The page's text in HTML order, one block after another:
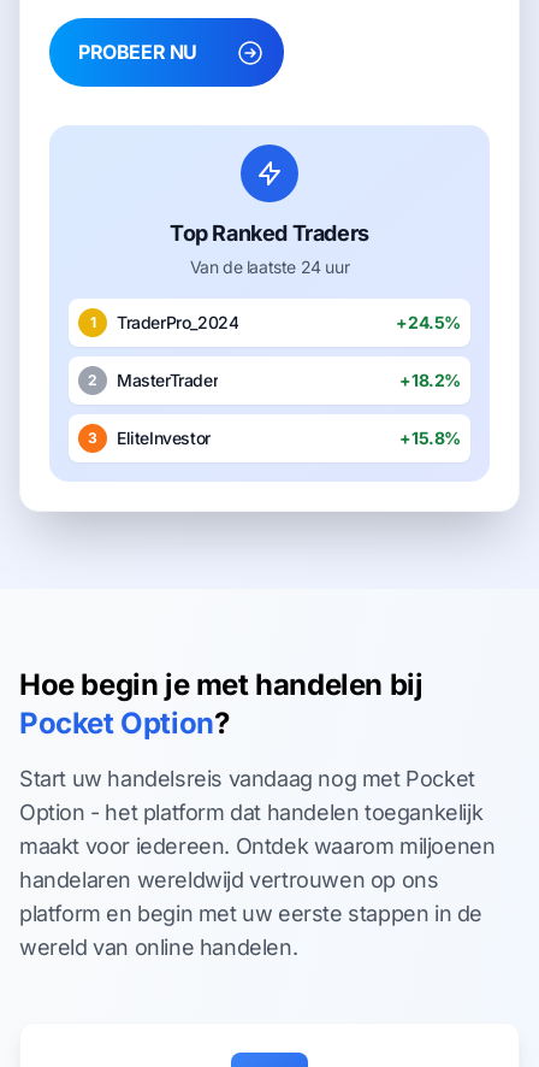
PROBEER NU
Top Ranked Traders
Van de laatste 24 uur
1 TraderPro_2024 +24.5%
2 MasterTrader +18.2%
3 EliteInvestor +15.8%
Hoe begin je met handelen bij
Pocket Option?
Start uw handelsreis vandaag nog met Pocket
Option - het platform dat handelen toegankelijk
maakt voor iedereen. Ontdek waarom miljoenen
handelaren wereldwijd vertrouwen op ons
platform en begin met uw eerste stappen in de
wereld van online handelen.